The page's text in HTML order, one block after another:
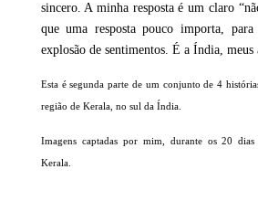
sincero. A minha resposta é um claro
que uma resposta pouco importa, para
explosão de sentimentos. É a Índia, meus
Esta é segunda parte de um conjunto de 4
região de Kerala, no sul da Índia.
Imagens captadas por mim, durante os 20
Kerala.